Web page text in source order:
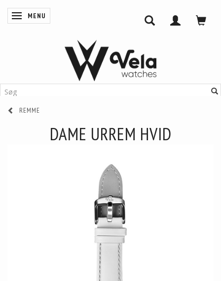
SKIFTE NAVIGATION
MENU
REMME
DAME URREM HVID